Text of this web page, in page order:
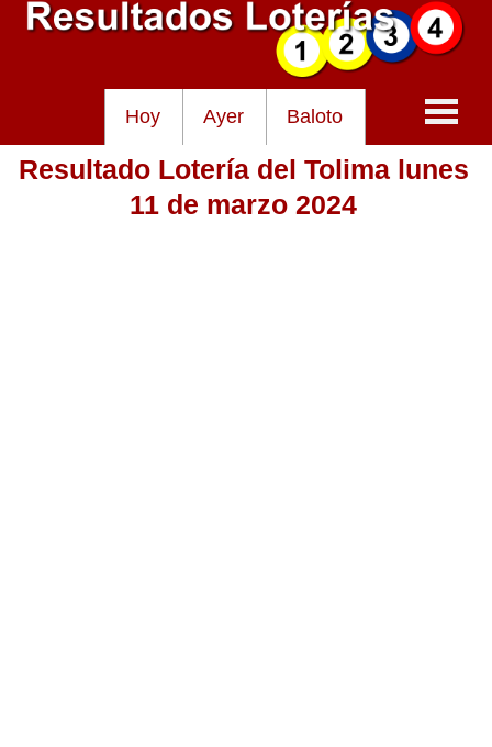
Hoy Ayer Baloto
Baloto
Resultado Lotería del Tolima lunes
11 de marzo 2024